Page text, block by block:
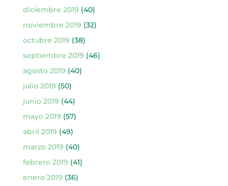
diciembre 2019 (40)
noviembre 2019 (32)
octubre 2019 (38)
septiembre 2019 (46)
agosto 2019 (40)
julio 2019 (50)
junio 2019 (44)
mayo 2019 (57)
abril 2019 (49)
marzo 2019 (40)
febrero 2019 (41)
enero 2019 (36)